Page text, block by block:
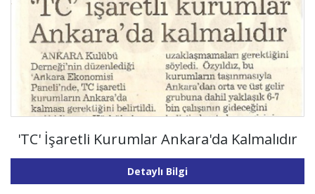
'TC' İşaretli Kurumlar Ankara'da Kalmalıdır
Detaylı Bilgi